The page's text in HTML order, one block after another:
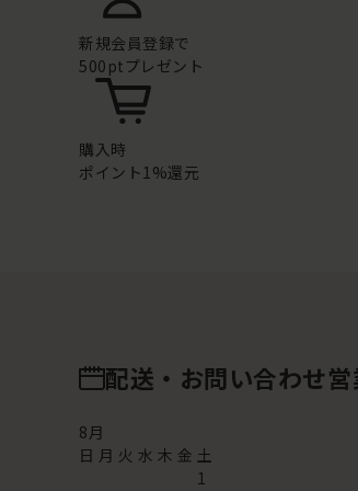
新規会員登録で
500ptプレゼント
購入時
ポイント1%還元
配送・お問い合わせ営
8月
日 月 火 水 木 金 土
1